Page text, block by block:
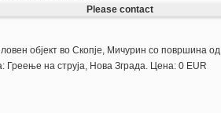
Please contact
објект во Скопје, Мичурин со површина од
Греење на струја, Нова Зграда. Цена: 0 EUR